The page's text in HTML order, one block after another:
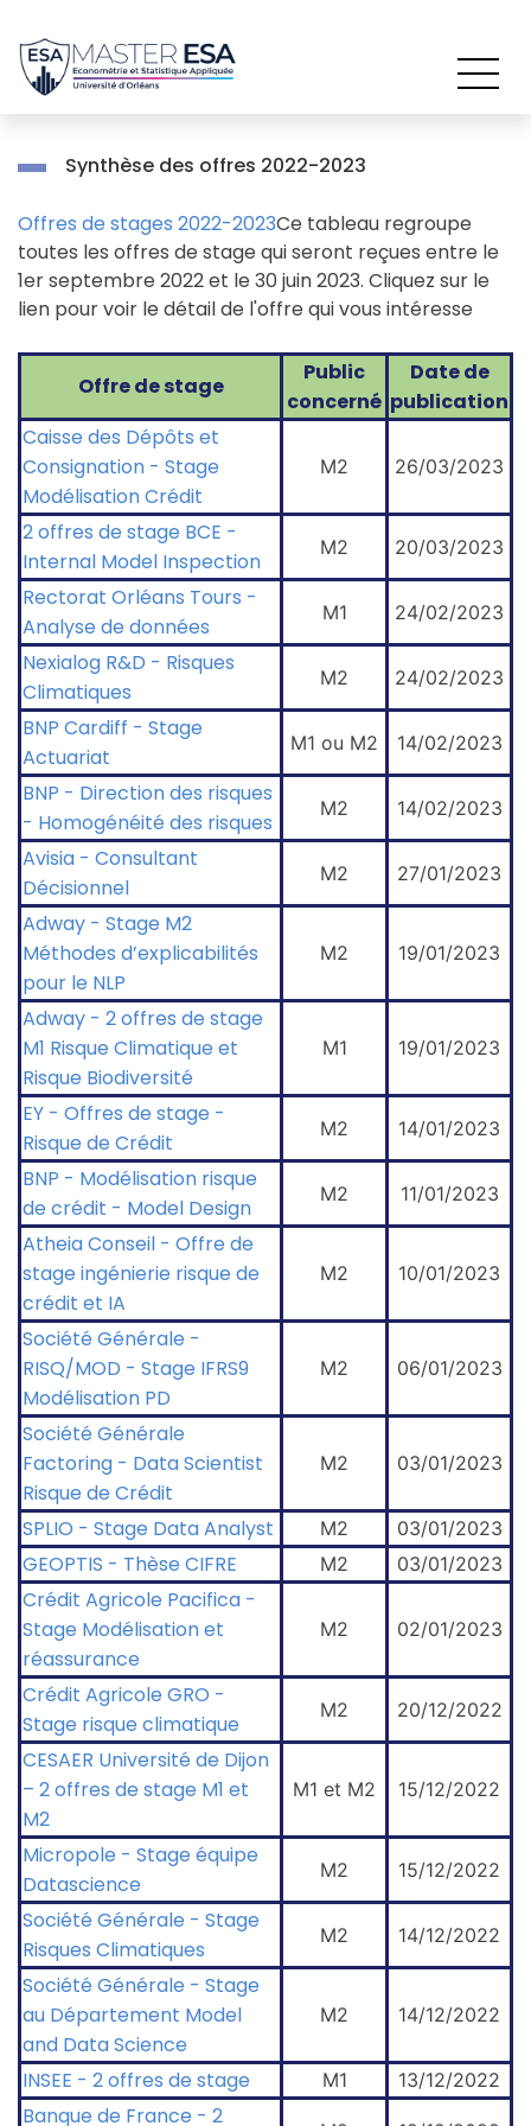
au
contenu
Synthèse des offres 2022-2023
Offres de stages 2022-2023Ce tableau regroupe
toutes les offres de stage qui seront reçues entre le
1er septembre 2022 et le 30 juin 2023. Cliquez sur le
lien pour voir le détail de l'offre qui vous intéresse
Offre de stage
Public
concerné
Date de
publication
Caisse des Dépôts et
Consignation - Stage
Modélisation Crédit
M2 26/03/2023
2 offres de stage BCE -
Internal Model Inspection
M2 20/03/2023
Rectorat Orléans Tours -
Analyse de données
M1 24/02/2023
Nexialog R&D - Risques
Climatiques
M2 24/02/2023
BNP Cardiff - Stage
Actuariat
M1 ou M2 14/02/2023
BNP - Direction des risques
- Homogénéité des risques
M2 14/02/2023
Avisia - Consultant
Décisionnel
M2 27/01/2023
Adway - Stage M2
Méthodes d’explicabilités
pour le NLP
M2 19/01/2023
Adway - 2 offres de stage
M1 Risque Climatique et
Risque Biodiversité
M1 19/01/2023
EY - Offres de stage -
Risque de Crédit
M2 14/01/2023
BNP - Modélisation risque
de crédit - Model Design
M2 11/01/2023
Atheia Conseil - Offre de
stage ingénierie risque de
crédit et IA
M2 10/01/2023
Société Générale -
RISQ/MOD - Stage IFRS9
Modélisation PD
M2 06/01/2023
Société Générale
Factoring - Data Scientist
Risque de Crédit
M2 03/01/2023
SPLIO - Stage Data Analyst M2 03/01/2023
GEOPTIS - Thèse CIFRE M2 03/01/2023
Crédit Agricole Pacifica -
Stage Modélisation et
réassurance
M2 02/01/2023
Crédit Agricole GRO -
Stage risque climatique
M2 20/12/2022
CESAER Université de Dijon
– 2 offres de stage M1 et
M2
M1 et M2 15/12/2022
Micropole - Stage équipe
Datascience
M2 15/12/2022
Société Générale - Stage
Risques Climatiques
M2 14/12/2022
Société Générale - Stage
au Département Model
and Data Science
M2 14/12/2022
INSEE - 2 offres de stage M1 13/12/2022
Banque de France - 2